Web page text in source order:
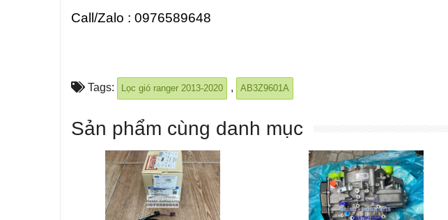
Call/Zalo : 0976589648
Tags: Lọc gió ranger 2013-2020 , AB3Z9601A
Sản phẩm cùng danh mục